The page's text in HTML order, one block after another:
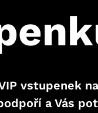
vstupenek na
a Vás